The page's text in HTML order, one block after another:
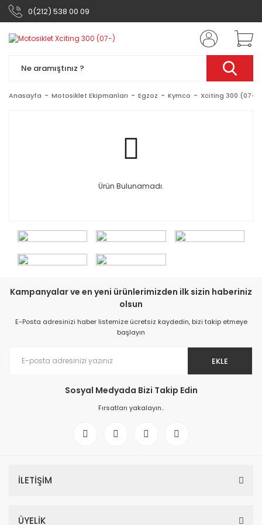
0(212) 538 00 09
Anasayfa Motosiklet Ekipmanları Egzoz Kymco Xciting 300 (07-)
Ürün Bulunamadı.
Kampanyalar ve en yeni ürünlerimizden ilk sizin haberiniz
olsun
E-Posta adresinizi haber listemize ücretsiz kaydedin, bizi takip etmeye
başlayın
EKLE
Sosyal Medyada Bizi Takip Edin
Fırsatları yakalayın..
İLETİŞİM
ÜYELİK